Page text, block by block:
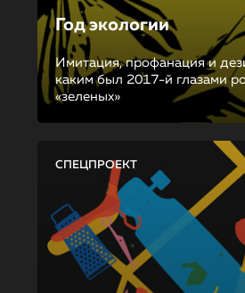
Год экологии
Имитация, профанация и
каким был 2017-й глазами
«зеленых»
СПЕЦПРОЕКТ